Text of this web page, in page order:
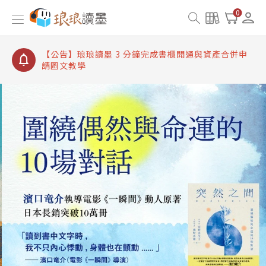
0
【公告】琅琅讀墨書櫃開通常見問題
【公告】琅琅讀墨 3 分鐘完成書櫃開通與資產合併申
【公告】琅琅書店服務升級重要說明及資產合併結果
查詢
【公告】琅琅讀墨數位閱讀資產合併與書櫃開通申請